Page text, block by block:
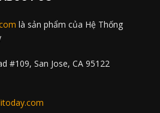
là sản phẩm của Hệ Thống
#109, San Jose, CA 95122